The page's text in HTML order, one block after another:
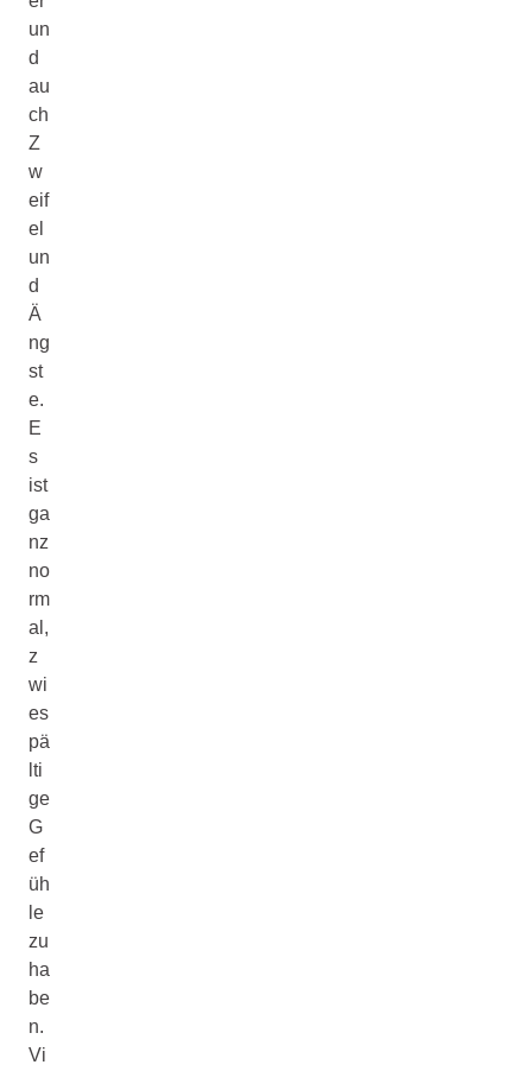
un
d
au
ch
Z
w
eif
el
un
d
Ä
ng
st
e.
E
s
ist
ga
nz
no
rm
al,
z
wi
es
pä
lti
ge
G
ef
üh
le
zu
ha
be
n.
Vi